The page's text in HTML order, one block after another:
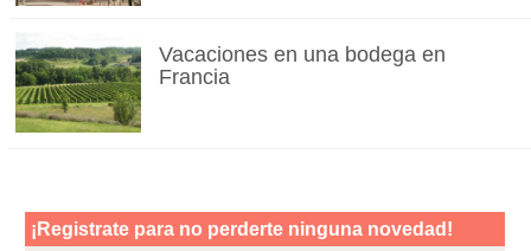
Vacaciones en una bodega en
Francia